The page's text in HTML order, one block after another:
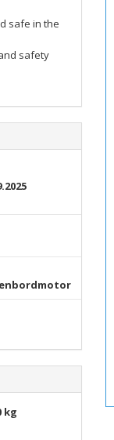
safe in the
safety
kg